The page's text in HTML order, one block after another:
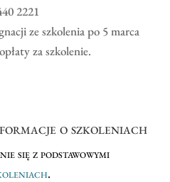
2221
ze szkolenia po 5 marca
za szkolenie.
o szkoleniach
się z podstawowymi
.